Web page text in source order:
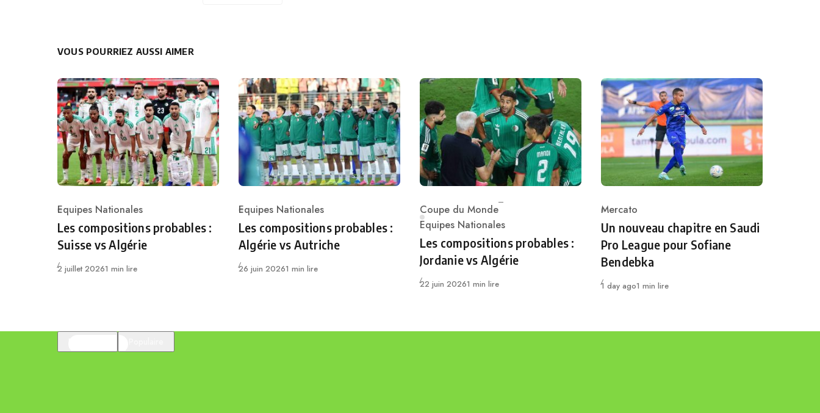
VOUS POURRIEZ AUSSI AIMER
Category
Equipes Nationales
Les compositions probables :
Suisse vs Algérie
Publié
2 juillet 20261 min lire
Category
Equipes Nationales
Les compositions probables :
Algérie vs Autriche
Publié
26 juin 20261 min lire
Category
Coupe du Monde
Equipes Nationales
Les compositions probables :
Jordanie vs Algérie
Publié
22 juin 20261 min lire
Category
Mercato
Un nouveau chapitre en Saudi
Pro League pour Sofiane
Bendebka
Publié
1 day ago1 min lire